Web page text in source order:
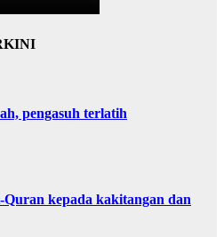
pengasuh terlatih
Quran kepada kakitangan dan